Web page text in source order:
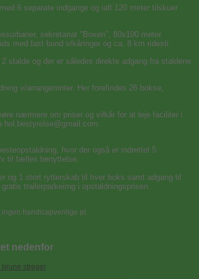
6 separate indgange og ialt 120 meter tilskuer
sekretariat "Boxen", 80x100 meter
med fast bund v/kåringer og ca. 8 km ridesti.
stalde og der er således direkte adgang fra staldene
v/arrangemnter. Her forefindes 26 bokse,
nærmere om priser og vilkår for at leje faciliter i
hvor der også er indrettet 5
til fælles benyttelse.
og 1 stort rytterskab til hver boks samt adgang til
trailerparkeirng i opstaldningsprisen.
handicapvenlige pt.
nedenfor
brune streger